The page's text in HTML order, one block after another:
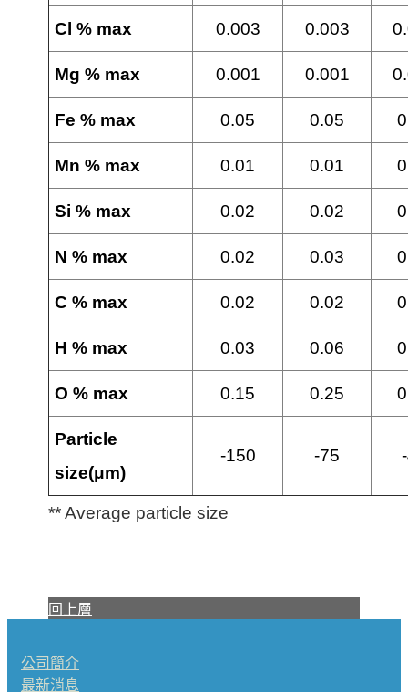
Cl % max 0.003 0.003
Mg % max 0.001 0.001
Fe % max 0.05 0.05
Mn % max 0.01 0.01
Si % max 0.02 0.02
N % max 0.02 0.03
C % max 0.02 0.02
H % max 0.03 0.06
O % max 0.15 0.25
Particle
size(μm)
-150 -75
** Average particle size
回上層
公司簡介
最新消息